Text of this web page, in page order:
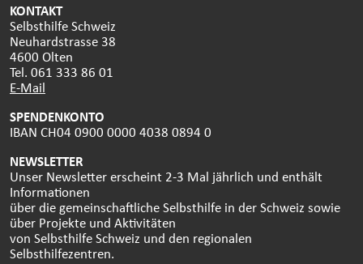
KONTAKT
Selbsthilfe Schweiz
Neuhardstrasse 38
4600 Olten
Tel. 061 333 86 01
E-Mail
SPENDENKONTO
IBAN CH04 0900 0000 4038 0894 0
NEWSLETTER
Unser Newsletter erscheint 2-3 Mal jährlich und enthält
Informationen
über die gemeinschaftliche Selbsthilfe in der Schweiz sowie
über Projekte und Aktivitäten
von Selbsthilfe Schweiz und den regionalen
Selbsthilfezentren.